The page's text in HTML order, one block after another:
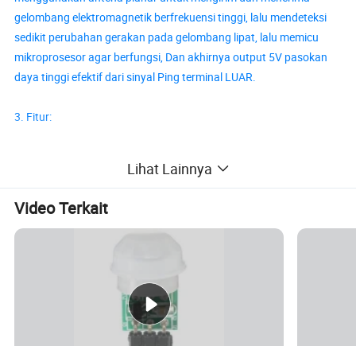
gelombang elektromagnetik berfrekuensi tinggi, lalu mendeteksi
sedikit perubahan gerakan pada gelombang lipat, lalu memicu
mikroprosesor agar berfungsi, Dan akhirnya output 5V pasokan
daya tinggi efektif dari sinyal Ping terminal LUAR.
3. Fitur:
penerimaan sinyal berbentuk medan, cakupan luas, konsistensi
dan daya tahan anti-interferensi kuat, bebas dari suhu,
kelembapan, aliran udara, debu, Noise, Gelap cerah dan efek
Bila produk ini digunakan di dalam ruangan, efek induksi akan
lebih baik; bila digunakan di luar ruangan, karena pengaruh
lingkungan, jarak induksi sedikit berkurang atau sensitivitas sedikit
Lihat Lainnya
Video Terkait